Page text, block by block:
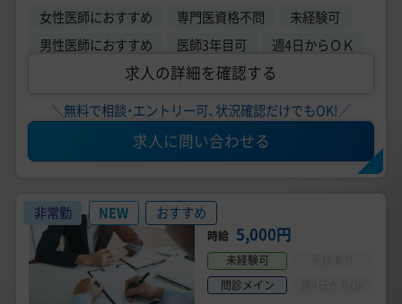
女性医師におすすめ 専門医資格不問
未経験可
男性医師におすすめ
医師3年目可 週4日からＯＫ
求人の詳細を確認する
＼無料で相談・エントリー可、状況確認だけでもOK!／
求人に問い合わせる
非常勤 NEW おすすめ
時給 5,000円
未経験可
問診メイン